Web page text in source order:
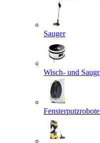
Sauger
Wisch- und